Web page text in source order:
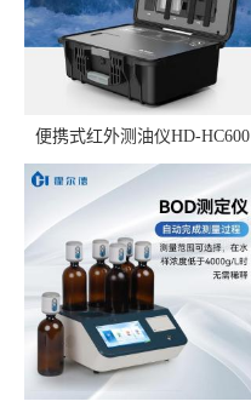
便携式红外测油仪HD-HC600